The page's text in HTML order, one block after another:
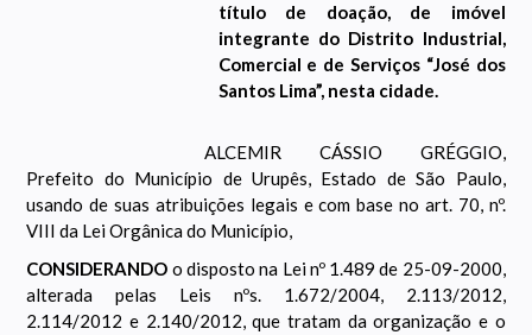
título de doação, de imóvel
integrante do Distrito Industrial,
Comercial e de Serviços “José dos
Santos Lima”, nesta cidade.
ALCEMIR CÁSSIO GRÉGGIO,
Prefeito do Município de Urupês, Estado de São Paulo,
usando de suas atribuições legais e com base no art. 70, nº.
VIII da Lei Orgânica do Município,
CONSIDERANDO o disposto na Lei nº 1.489 de 25-09-2000,
alterada pelas Leis nºs. 1.672/2004, 2.113/2012,
2.114/2012 e 2.140/2012, que tratam da organização e o